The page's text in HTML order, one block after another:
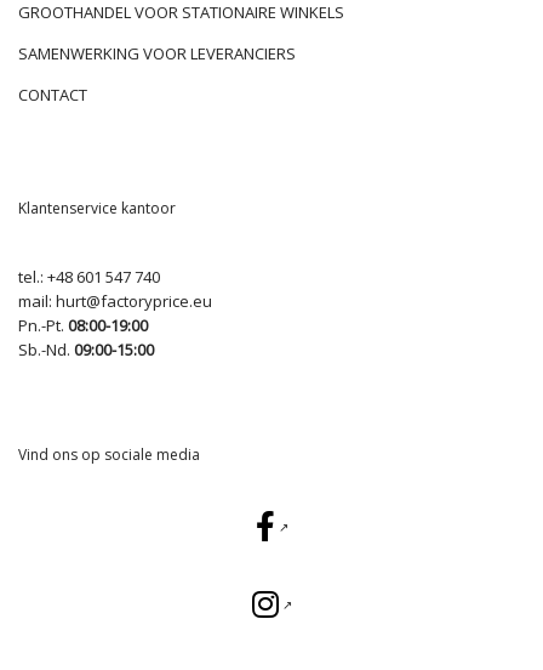
GROOTHANDEL VOOR STATIONAIRE WINKELS
SAMENWERKING VOOR LEVERANCIERS
CONTACT
Klantenservice kantoor
tel.: +48 601 547 740
mail: hurt@factoryprice.eu
Pn.-Pt. 08:00-19:00
Sb.-Nd. 09:00-15:00
Vind ons op sociale media